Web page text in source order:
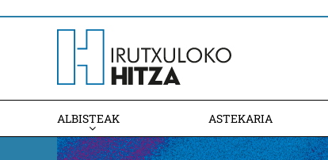
ALBISTEAK ASTEKARIA